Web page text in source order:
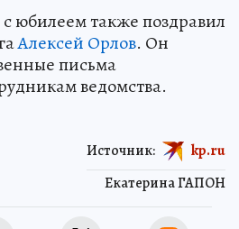
юбилеем также поздравил
Алексей Орлов. Он
письма
ведомства.
Екатерина ГАПОН
Источник: kp.ru